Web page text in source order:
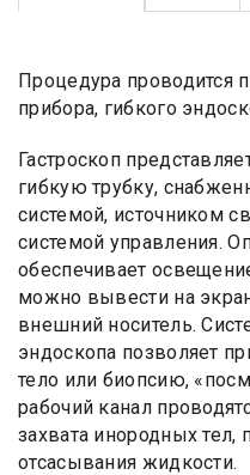
Процедура проводится
прибора, гибкого
Гастроскоп
гибкую трубку,
системой, источником
системой управления.
обеспечивает
можно вывести на
внешний носитель.
эндоскопа позволяет
тело или биопсию,
рабочий канал
захвата инородных тел,
отсасывания жидкости.